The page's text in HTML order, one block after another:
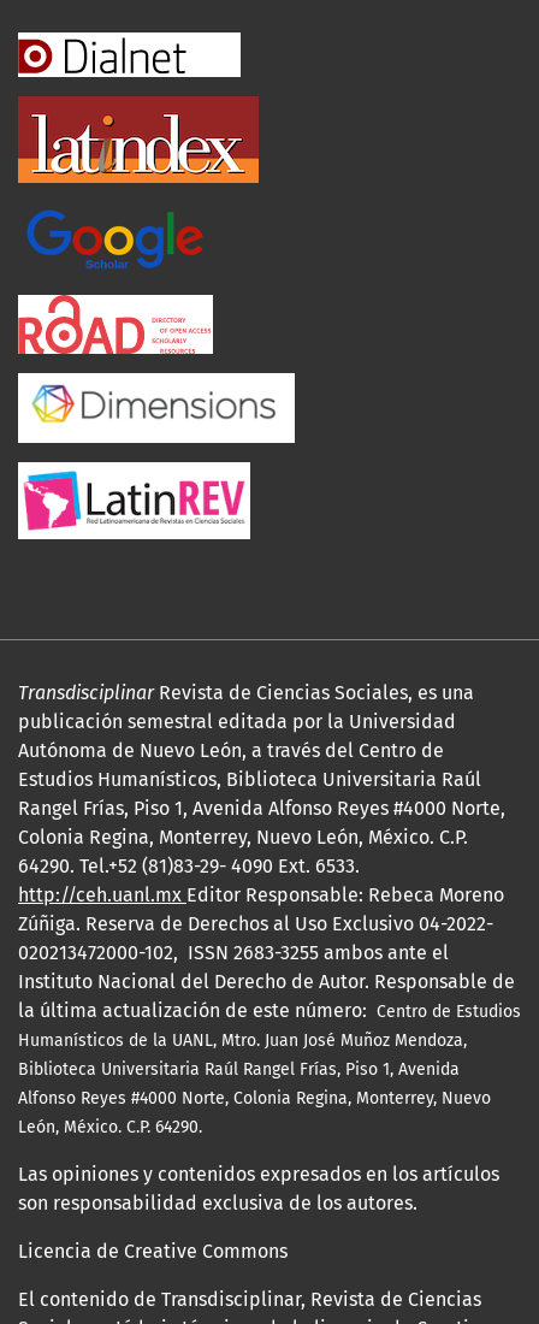
TransdisciplinarRevista de Ciencias Sociales, es una
publicación semestral editada por la Universidad
Autónoma de Nuevo León, a través del Centro de
Estudios Humanísticos, Biblioteca Universitaria Raúl
Rangel Frías, Piso 1, Avenida Alfonso Reyes #4000 Norte,
Colonia Regina, Monterrey, Nuevo León, México. C.P.
64290. Tel.+52 (81)83-29- 4090 Ext. 6533.
http://ceh.uanl.mx Editor Responsable: Rebeca Moreno
Zúñiga. Reserva de Derechos al Uso Exclusivo 04-2022-
020213472000-102, ISSN 2683-3255 ambos ante el
Instituto Nacional del Derecho de Autor. Responsable de
la última actualización de este número: Centro de Estudios
Humanísticos de la UANL, Mtro. Juan José Muñoz Mendoza,
Biblioteca Universitaria Raúl Rangel Frías, Piso 1, Avenida
Alfonso Reyes #4000 Norte, Colonia Regina, Monterrey, Nuevo
León, México. C.P. 64290.
Las opiniones y contenidos expresados en los artículos
son responsabilidad exclusiva de los autores.
Licencia de Creative Commons
El contenido de Transdisciplinar, Revista de Ciencias